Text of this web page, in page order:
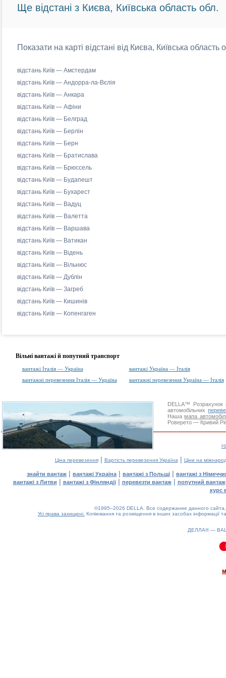
Ще відстані з Києва, Київська область обл.
Показати на карті відстані від Києва, Київська
відстань Київ — Амстердам
відстань Київ — Андорра-ла-Вєлія
відстань Київ — Анкара
відстань Київ — Афіни
відстань Київ — Белград
відстань Київ — Берлін
відстань Київ — Берн
відстань Київ — Братислава
відстань Київ — Брюссель
відстань Київ — Будапешт
відстань Київ — Бухарест
відстань Київ — Вадуц
відстань Київ — Валетта
відстань Київ — Варшава
відстань Київ — Ватикан
відстань Київ — Відень
відстань Київ — Вільнюс
відстань Київ — Дублін
відстань Київ — Загреб
відстань Київ — Кишинів
відстань Київ — Копенгаген
Вільні вантажі й попутний транспорт
вантажі Італія — Україна
вантажі Україна — Італія
вантажні перевезення Італія — Україна
вантажні перевезення Україна — Італія
DELLA™
Розрахунок
автомобільних
Нашамапа
Роверето — Кривий
Ціна перевезення| Вартість перевезення Україна | Ціни на
знайти вантаж | вантажі Україна | вантажі з Польщі | вантажі з
вантажі з Литви | вантажі з Фінляндії| перевезти вантаж| попутний вантаж
курс
©1995–2026 DELLA. Все содержание данного
Усі права захищені. Копіювання та розміщення в інших засобах інформації
ДЕЛЛА® —